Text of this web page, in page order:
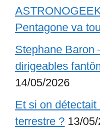
Pentagone va
Stephane Baron
dirigeables
14/05/2026
Et si on
terrestre ? 13/